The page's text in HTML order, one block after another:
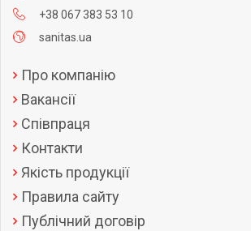
+38 067 383 53 10
sanitas.ua
Про компанію
Вакансії
Співпраця
Контакти
Якість продукції
Правила сайту
Публічний договір